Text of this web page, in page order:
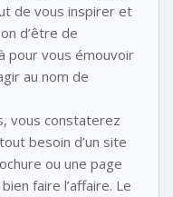
de vous inspirer et
d’être de
pour vous émouvoir
au nom de
vous constaterez
besoin d’un site
ou une page
faire l’affaire. Le